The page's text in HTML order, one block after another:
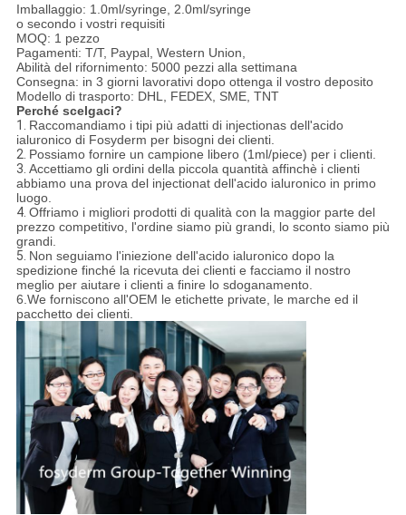
Imballaggio: 1.0ml/syringe, 2.0ml/syringe
o secondo i vostri requisiti
MOQ: 1 pezzo
Pagamenti: T/T, Paypal, Western Union,
Abilità del rifornimento: 5000 pezzi alla settimana
Consegna: in 3 giorni lavorativi dopo ottenga il vostro deposito
Modello di trasporto: DHL, FEDEX, SME, TNT
Perché scelgaci?
1. Raccomandiamo i tipi più adatti di injectionas dell'acido
ialuronico di Fosyderm per bisogni dei clienti.
2. Possiamo fornire un campione libero (1ml/piece) per i clienti.
3. Accettiamo gli ordini della piccola quantità affinchè i clienti
abbiamo una prova del injectionat dell'acido ialuronico in primo
luogo.
4. Offriamo i migliori prodotti di qualità con la maggior parte del
prezzo competitivo, l'ordine siamo più grandi, lo sconto siamo più
grandi.
5. Non seguiamo l'iniezione dell'acido ialuronico dopo la
spedizione finché la ricevuta dei clienti e facciamo il nostro
meglio per aiutare i clienti a finire lo sdoganamento.
6.We forniscono all'OEM le etichette private, le marche ed il
pacchetto dei clienti.